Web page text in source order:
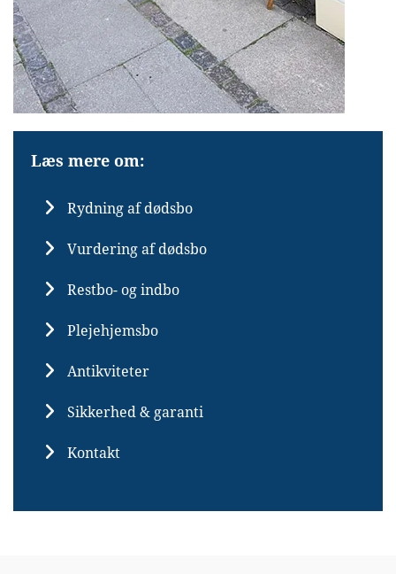
Læs mere om:
Rydning af dødsbo
Vurdering af dødsbo
Restbo- og indbo
Plejehjemsbo
Antikviteter
Sikkerhed & garanti
Kontakt